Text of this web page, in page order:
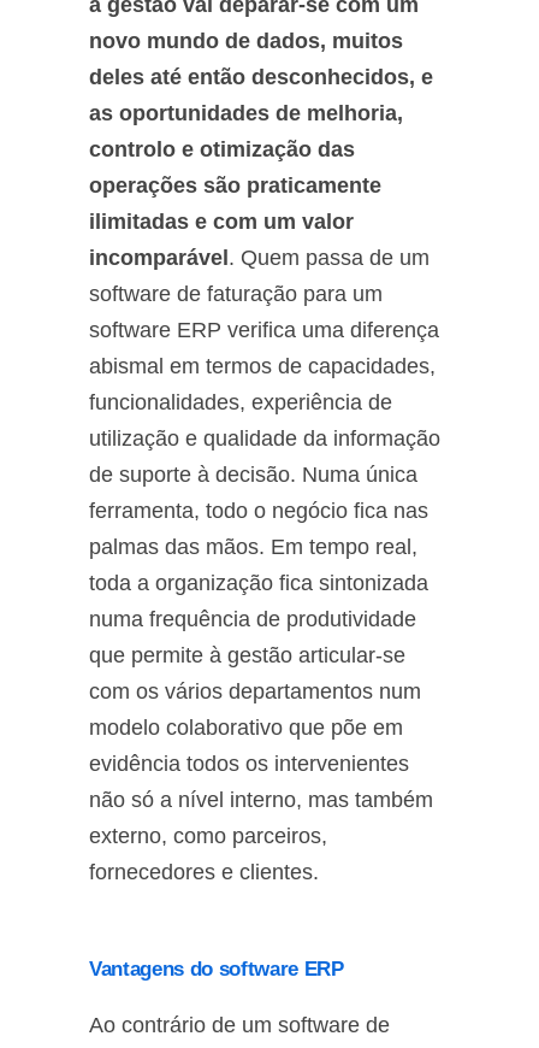
a gestão vai deparar-se com um
novo mundo de dados, muitos
deles até então desconhecidos, e
as oportunidades de melhoria,
controlo e otimização das
operações são praticamente
ilimitadas e com um valor
incomparável . Quem passa de um
software de faturação para um
software ERP verifica uma diferença
abismal em termos de capacidades,
funcionalidades, experiência de
utilização e qualidade da informação
de suporte à decisão. Numa única
ferramenta, todo o negócio fica nas
palmas das mãos. Em tempo real,
toda a organização fica sintonizada
numa frequência de produtividade
que permite à gestão articular-se
com os vários departamentos num
modelo colaborativo que põe em
evidência todos os intervenientes
não só a nível interno, mas também
externo, como parceiros,
fornecedores e clientes.
Vantagens do software ERP
Ao contrário de um software de